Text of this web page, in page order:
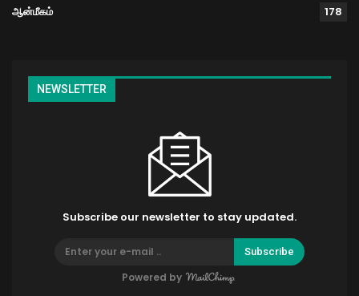
ஆன்மீகம் 178
NEWSLETTER
Subscribe our newsletter to stay updated.
Subscribe
Powered by